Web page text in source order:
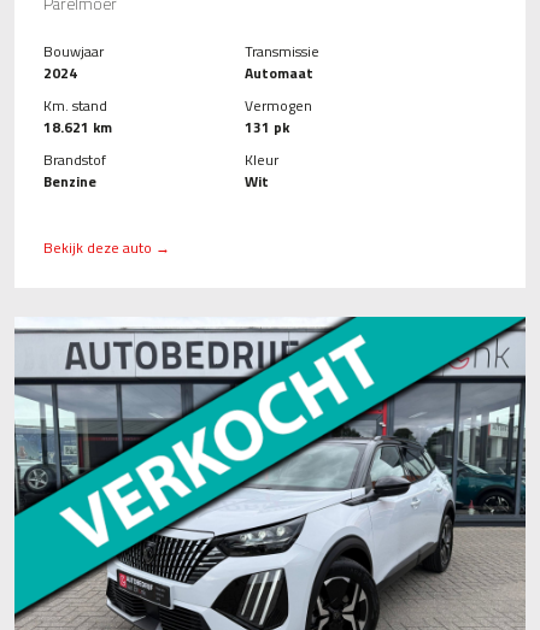
Bouwjaar
2024
Km. stand
18.621 km
Brandstof
Benzine
Transmissie
Automaat
Vermogen
131 pk
Kleur
Wit
Bekijk deze auto →